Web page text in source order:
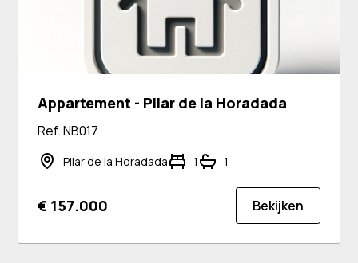
Appartement - Pilar de la Horadada
Ref. NB017
Pilar de la Horadada 1 1
€ 157.000 Bekijken